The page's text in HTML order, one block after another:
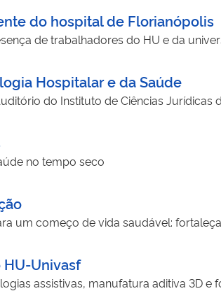
do hospital de Florianópolis
de trabalhadores do HU e da
Hospitalar e da Saúde
do Instituto de Ciências Jurídicas
no tempo seco
um começo de vida saudável:
Univasf
assistivas, manufatura aditiva 3D e